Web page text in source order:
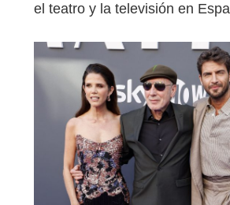
el teatro y la televisión en